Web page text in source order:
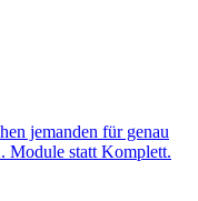
jemanden für genau
Module statt Komplett.